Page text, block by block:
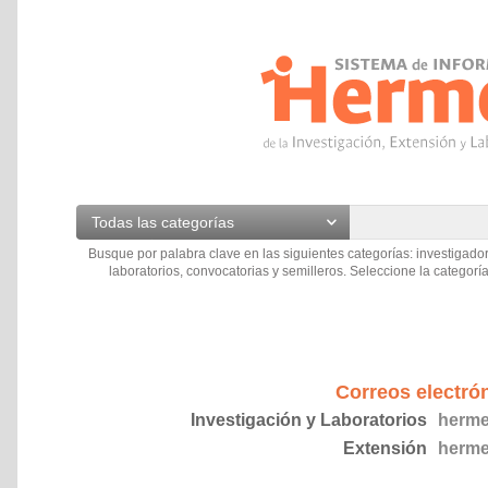
Todas las categorías
Busque por palabra clave en las siguientes categorías:
laboratorios, convocatorias y semilleros. Seleccione la
Correos
Investigación y Laboratorios
Extensión